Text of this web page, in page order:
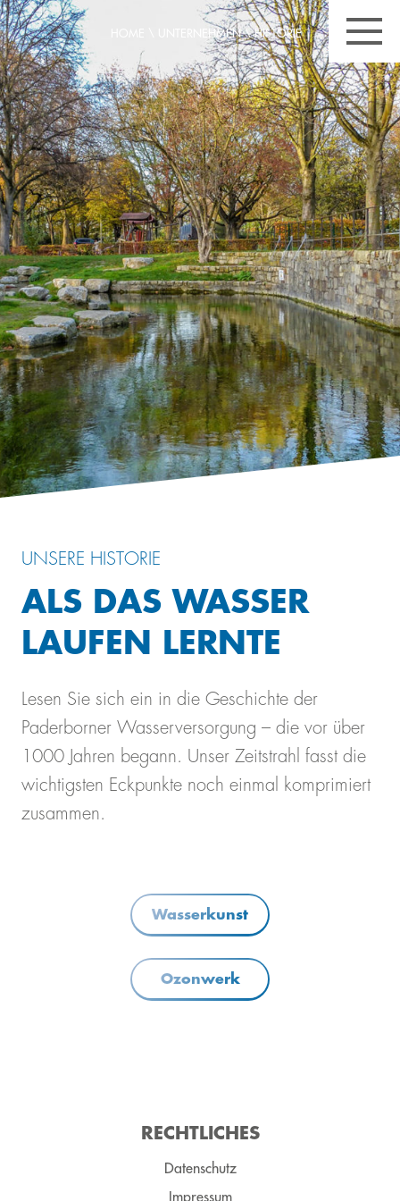
UNTERNEHMEN\HISTORIE
UNSERE HISTORIE
ALS DAS WASSER
LAUFEN LERNTE
Lesen Sie sich ein in die Geschichte der
Paderborner Wasserversorgung – die vor über
1000 Jahren begann. Unser Zeitstrahl fasst die
wichtigsten Eckpunkte noch einmal komprimiert
zusammen.
Wasserkunst
Ozonwerk
RECHT­LICH­ES
Datenschutz
Impressum